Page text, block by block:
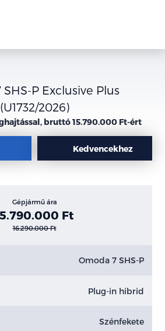
P Exclusive Plus
(U1732/2026)
bruttó 15.790.000 Ft-ért
Kedvencekhez
Gépjármű ára
Ft
16.290.000 Ft
Omoda 7 SHS-P
Plug-in hibrid
Szénfekete